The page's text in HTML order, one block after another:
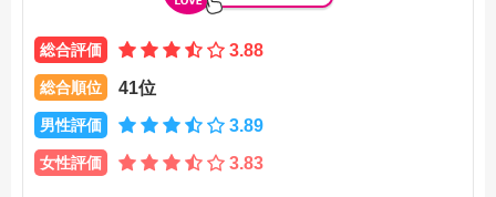
総合評価 3.88
総合順位 41位
男性評価 3.89
女性評価 3.83